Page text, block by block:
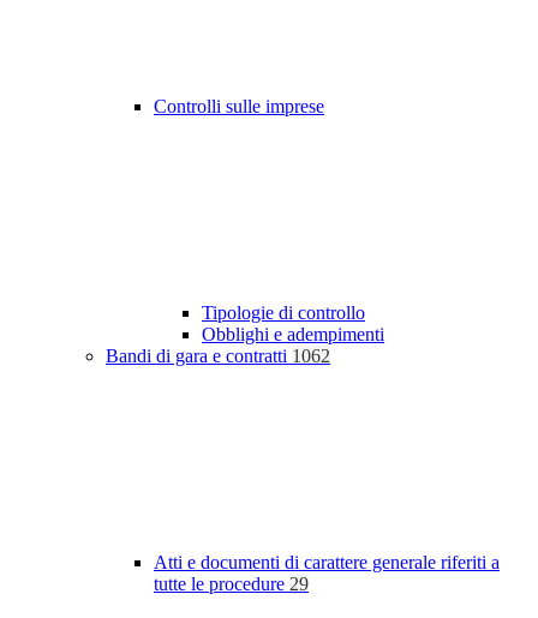
Controlli sulle imprese
Tipologie di controllo
Obblighi e adempimenti
Bandi di gara e contratti 1062
Atti e documenti di carattere generale riferiti a
tutte le procedure 29